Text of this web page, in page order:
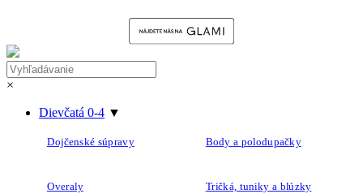
×
Dievčatá 0-4 ▼
Dojčenské súpravy Body a polodupačky
Overaly Tričká, tuniky a blúzky